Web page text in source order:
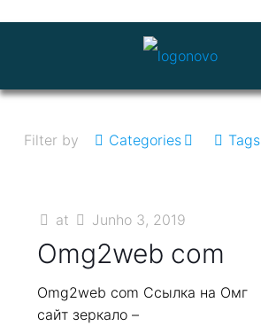
Filter by Categories Tags
at Junho 3, 2019
Omg2web com
Omg2web com Ссылка на Омг
сайт зеркало –